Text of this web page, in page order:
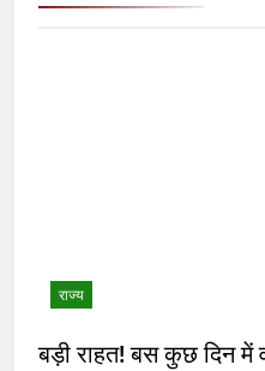
राज्य
बड़ी राहत! बस कुछ दिन में